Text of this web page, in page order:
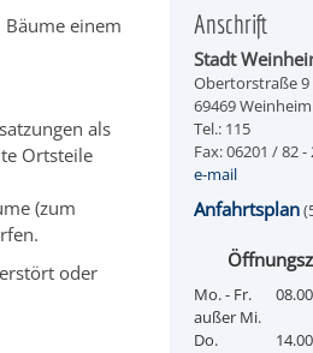
einem
als
Ortsteile
(zum
oder
Anschrift
Stadt
Obertorstraße 9
69469 Weinheim
Tel.: 115
Fax: 06201 / 82 -
e-mail
Anfahrtsplan
Mo. - Fr.
außer Mi.
Do.